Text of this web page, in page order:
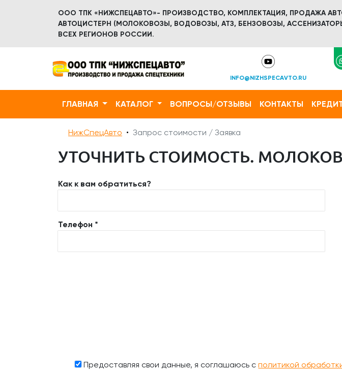
ООО ТПК «НИЖСПЕЦАВТО»- ПРОИЗВОДСТВО, КОМПЛЕКТАЦИЯ, ПРОДАЖА
АВТОЦИСТЕРН (МОЛОКОВОЗЫ, ВОДОВОЗЫ, АТЗ, БЕНЗОВОЗЫ,
ВСЕХ РЕГИОНОВ РОССИИ.
INFO@NIZHSPECAVTO.RU
ГЛАВНАЯ КАТАЛОГ ВОПРОСЫ/ОТЗЫВЫ КОНТАКТЫ
НижСпецАвто Запрос стоимости / Заявка
УТОЧНИТЬ СТОИМОСТЬ.
Как к вам обратиться?
Телефон *
Предоставляя свои данные, я соглашаюсь сполитикой